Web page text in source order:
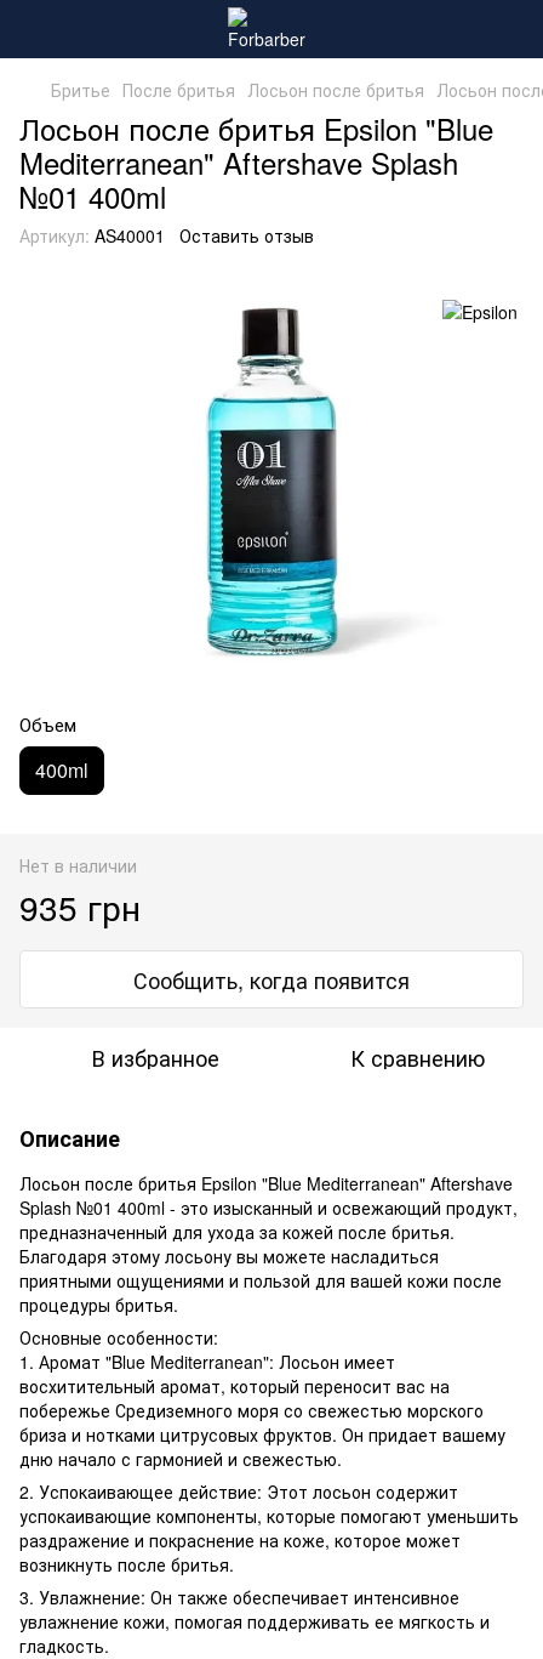
Бритье После бритья Лосьон после бритья Лосьон
Лосьон после бритья Epsilon "Blue
Mediterranean" Aftershave Splash
№01 400ml
Артикул: AS40001 Оставить отзыв
Объем
400ml
Нет в наличии
935 грн
Сообщить, когда появится
В избранное К сравнению
Описание
Лосьон после бритья Epsilon "Blue Mediterranean" Aftershave
Splash №01 400ml - это изысканный и освежающий продукт,
предназначенный для ухода за кожей после бритья.
Благодаря этому лосьону вы можете насладиться
приятными ощущениями и пользой для вашей кожи после
процедуры бритья.
Основные особенности:
1. Аромат "Blue Mediterranean": Лосьон имеет
восхитительный аромат, который переносит вас на
побережье Средиземного моря со свежестью морского
бриза и нотками цитрусовых фруктов. Он придает вашему
дню начало с гармонией и свежестью.
2. Успокаивающее действие: Этот лосьон содержит
успокаивающие компоненты, которые помогают уменьшить
раздражение и покраснение на коже, которое может
возникнуть после бритья.
3. Увлажнение: Он также обеспечивает интенсивное
увлажнение кожи, помогая поддерживать ее мягкость и
гладкость.